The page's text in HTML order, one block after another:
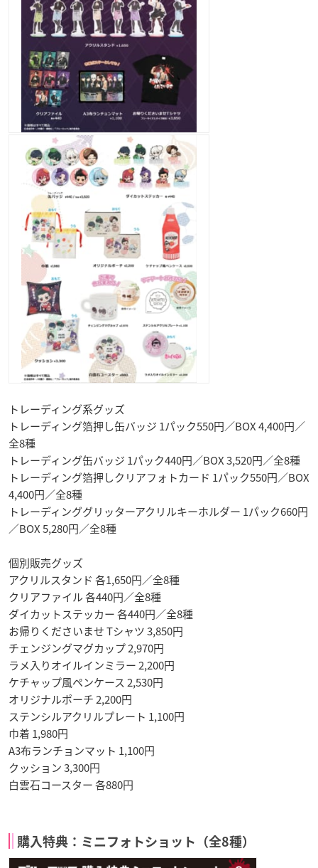
トレーディング系グッズ
トレーディング箔押し缶バッジ 1パック550円／BOX 4,400円／
全8種
トレーディング缶バッジ 1パック440円／BOX 3,520円／全8種
トレーディング箔押しクリアフォトカード 1パック550円／BOX
4,400円／全8種
トレーディンググリッターアクリルキーホルダー 1パック660円
／BOX 5,280円／全8種
個別販売グッズ
アクリルスタンド 各1,650円／全8種
クリアファイル 各440円／全8種
ダイカットステッカー 各440円／全8種
お帰りくださいませ Tシャツ 3,850円
チェンジングマグカップ 2,970円
ラメ入りオイルインミラー 2,200円
ケチャップ風ペンケース 2,530円
オリジナルポーチ 2,200円
ステンシルアクリルプレート 1,100円
巾着 1,980円
A3布ランチョンマット 1,100円
クッション 3,300円
白雲石コースター 各880円
購入特典：ミニフォトショット（全8種）